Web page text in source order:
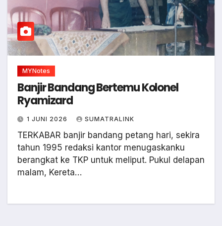
MYNotes
Banjir Bandang Bertemu Kolonel
Ryamizard
1 JUNI 2026 SUMATRALINK
TERKABAR banjir bandang petang hari, sekira
tahun 1995 redaksi kantor menugaskanku
berangkat ke TKP untuk meliput. Pukul delapan
malam, Kereta…